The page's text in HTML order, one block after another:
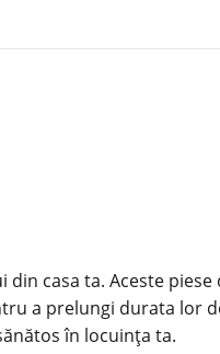
casa ta. Aceste
a prelungi durata lor
în locuința ta.